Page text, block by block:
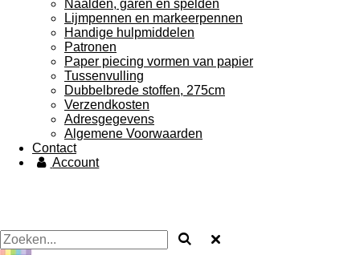
Naalden, garen en spelden
Lijmpennen en markeerpennen
Handige hulpmiddelen
Patronen
Paper piecing vormen van papier
Tussenvulling
Dubbelbrede stoffen, 275cm
Verzendkosten
Adresgegevens
Algemene Voorwaarden
Contact
Account